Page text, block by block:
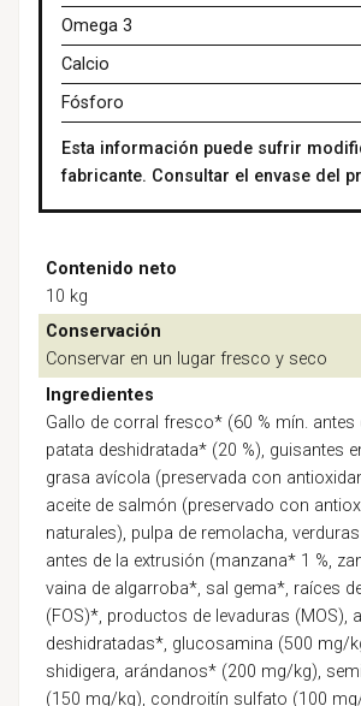
Omega 3
Calcio
Fósforo
Esta información puede sufrir
fabricante. Consultar el envase del
Contenido neto
10 kg
Conservación
Conservar en un lugar fresco y seco
Ingredientes
Gallo de corral fresco* (60 % mín. antes
patata deshidratada* (20 %), guisantes
grasa avícola (preservada con
aceite de salmón (preservado con
naturales), pulpa de remolacha,
antes de la extrusión (manzana* 1 %,
vaina de algarroba*, sal gema*, raíces
(FOS)*, productos de levaduras (MOS),
deshidratadas*, glucosamina (500 mg/
shidigera, arándanos* (200 mg/kg),
(150 mg/kg), condroitín sulfato (100